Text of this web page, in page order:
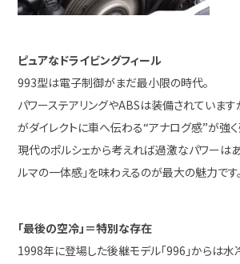
ピュアなドライビングフィール
993型は電子制御がまだ最小限の時代。
パワーステアリングやABSは装備されています
がダイレクトに車へ伝わる“アナログ感”が強く
現代のポルシェから考えれば過激なパワーはあ
ルマの一体感」を味わえるのが最大の魅力です。
「最後の空冷」＝特別な存在
1998年に登場した後継モデル「996」からは